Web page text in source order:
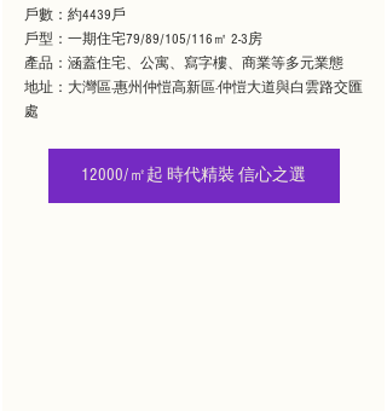
戶數：約4439戶
戶型：一期住宅79/89/105/116㎡ 2-3房
產品：涵蓋住宅、公寓、寫字樓、商業等多元業態
地址：大灣區·惠州仲愷高新區·仲愷大道與白雲路交匯
處
12000/㎡起 時代精裝 信心之選